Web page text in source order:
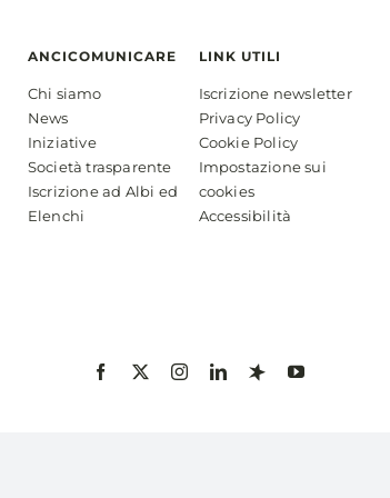
ANCICOMUNICARE
Chi siamo
News
Iniziative
Società trasparente
Iscrizione ad Albi ed
Elenchi
LINK UTILI
Iscrizione newsletter
Privacy Policy
Cookie Policy
Impostazione sui
cookies
Accessibilità